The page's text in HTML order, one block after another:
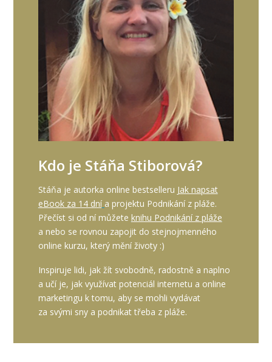
Kdo je Stáňa Stiborová?
Stáňa je autorka online bestselleru Jak napsat
eBook za 14 dní a projektu Podnikání z pláže.
Přečíst si od ní můžete knihu Podnikání z pláže
a nebo se rovnou zapojit do stejnojmenného
online kurzu, který mění životy :)
Inspiruje lidi, jak žít svobodně, radostně a naplno
a učí je, jak využívat potenciál internetu a online
marketingu k tomu, aby se mohli vydávat
za svými sny a podnikat třeba z pláže.